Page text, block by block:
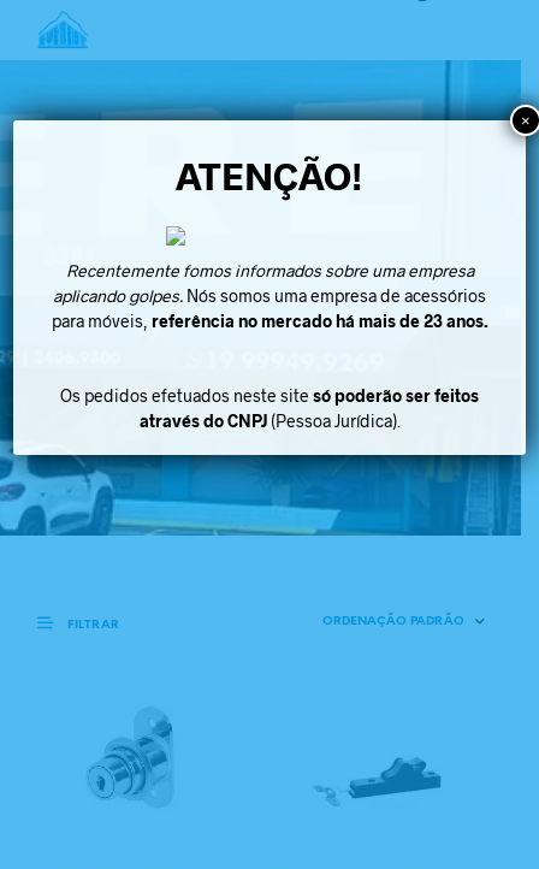
FILTRAR
ATENÇÃO!
Recentemente fomos informados sobre uma empresa
aplicando golpes. Nós somos uma empresa de acessórios
para móveis, referência no mercado há mais de 23 anos.
Os pedidos efetuados neste site só poderão ser feitos
através do CNPJ(Pessoa Jurídica).
×